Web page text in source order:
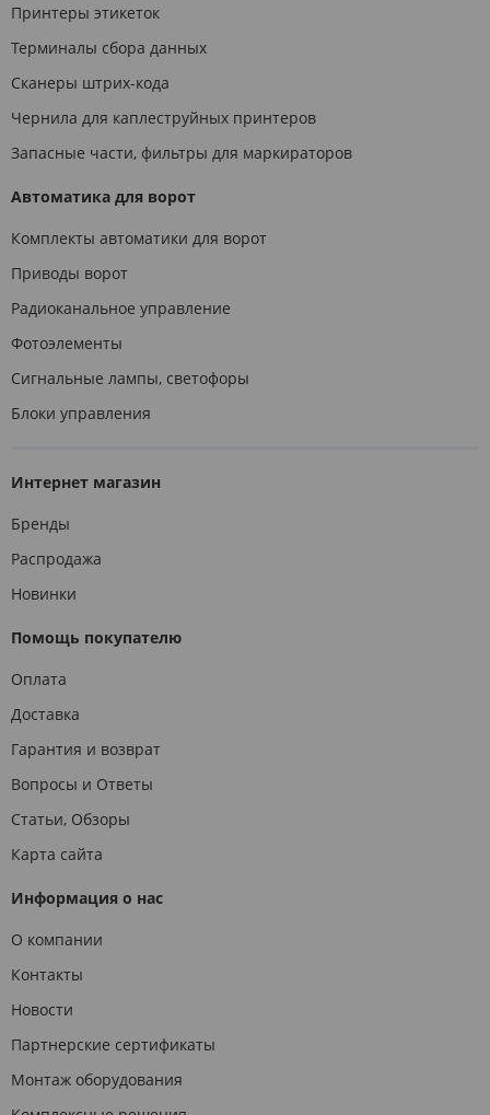
Принтеры этикеток
Терминалы сбора данных
Сканеры штрих-кода
Чернила для каплеструйных принтеров
Запасные части, фильтры для маркираторов
Автоматика для ворот
Комплекты автоматики для ворот
Приводы ворот
Радиоканальное управление
Фотоэлементы
Сигнальные лампы, светофоры
Блоки управления
Интернет магазин
Бренды
Распродажа
Новинки
Помощь покупателю
Оплата
Доставка
Гарантия и возврат
Вопросы и Ответы
Статьи, Обзоры
Карта сайта
Информация о нас
О компании
Контакты
Новости
Партнерские сертификаты
Монтаж оборудования